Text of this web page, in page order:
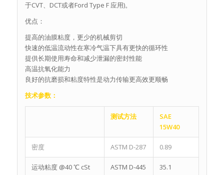
于CVT、DCT或者Ford Type F 应用)。
优点：
提高的油膜粘度，更少的机械剪切
快速的低温流动性在寒冷气温下具有更快的循环性
提供长期使用寿命和减少泄漏的密封性能
高温抗氧化能力
良好的抗磨损和粘度特性是动力传输更高效更顺畅
技术参数：
测试方法
SAE
15W40
密度 ASTM D-287 0.89
运动粘度 @40 ℃ cSt ASTM D-445 35.1